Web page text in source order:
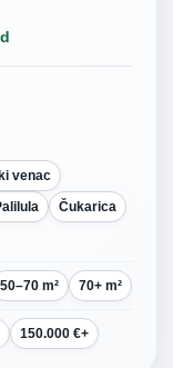
venac
Čukarica
50–70 m² 70+ m²
150.000 €+